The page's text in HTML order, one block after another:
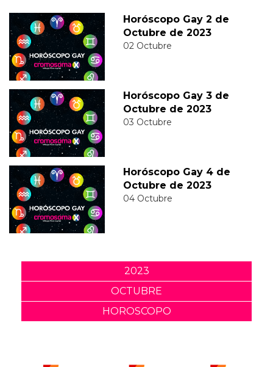
Horóscopo Gay 2 de
Octubre de 2023
02 Octubre
Horóscopo Gay 3 de
Octubre de 2023
03 Octubre
Horóscopo Gay 4 de
Octubre de 2023
04 Octubre
2023
OCTUBRE
HOROSCOPO